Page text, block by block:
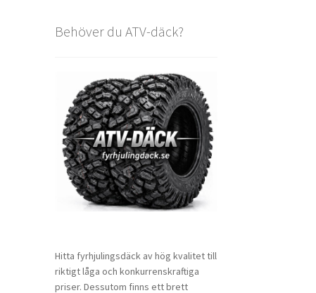
Behöver du ATV-däck?
Hitta fyrhjulingsdäck av hög kvalitet till
riktigt låga och konkurrenskraftiga
priser. Dessutom finns ett brett